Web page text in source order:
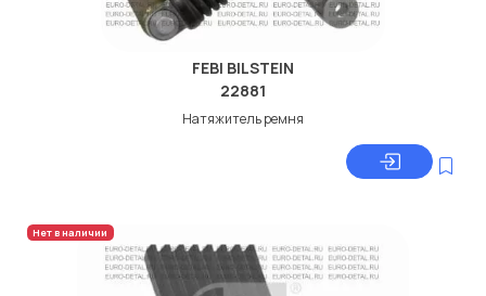
FEBI BILSTEIN
22881
Натяжитель ремня
Нет в наличии